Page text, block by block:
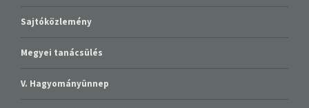
Sajtóközlemény
Megyei tanácsülés
V. Hagyományünnep